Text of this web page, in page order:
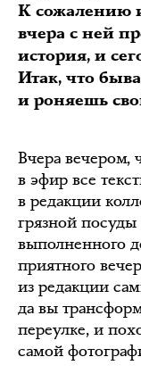
К сожалению
вчера с ней
история, и
Итак, что
и роняешь
Вчера вечером,
в эфир все
в редакции
грязной
выполненного
приятного
из редакции
да вы
переулке, и
самой